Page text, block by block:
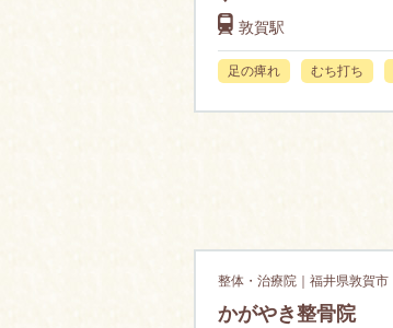
敦賀駅
足の痺れ むち打ち
整体・治療院｜福井県敦賀市
かがやき整骨院